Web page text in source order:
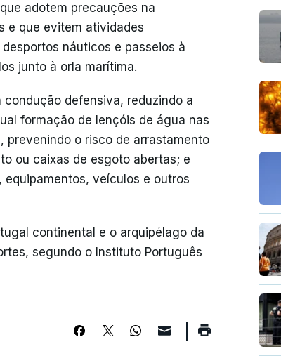
adotem precauções na
e que evitem atividades
náuticos e passeios à
junto à orla marítima.
defensiva, reduzindo a
formação de lençóis de água nas
prevenindo o risco de arrastamento
ou caixas de esgoto abertas; e
veículos e outros
continental e o arquipélago da
segundo o Instituto Português